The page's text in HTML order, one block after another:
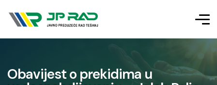
Obavijest o prekidima u